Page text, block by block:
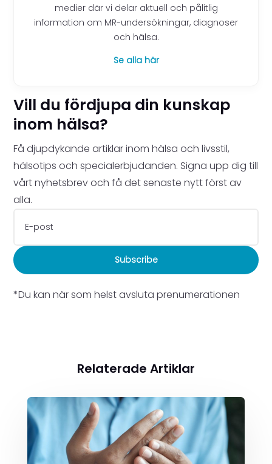
medier där vi delar aktuell och pålitlig
information om MR-undersökningar, diagnoser
och hälsa.
Se alla här
Vill du fördjupa din kunskap
inom hälsa?
Få djupdykande artiklar inom hälsa och livsstil,
hälsotips och specialerbjudanden. Signa upp dig till
vårt nyhetsbrev och få det senaste nytt först av
alla.
Subscribe
*Du kan när som helst avsluta prenumerationen
Relaterade Artiklar